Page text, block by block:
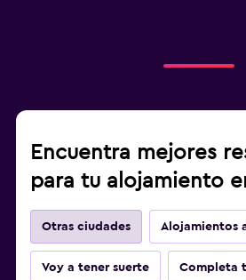
Encuentra mejores
para tu alojamiento
Otras ciudades Alojamientos
Voy a tener suerte Completa